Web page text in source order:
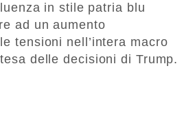
in stile patria blu
ad un aumento
tensioni nell’intera macro
delle decisioni di Trump.